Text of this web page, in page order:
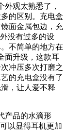
外观太熟悉了，
的区别。充电盒
面金属包边，充
没有过多的设
不简单的地方在
面升级，这款耳
冲压多次打磨之
的充电盒没有了
，让人爱不释
产品的水滴形
以显得耳机更加